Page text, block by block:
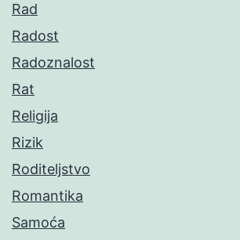
Rad
Radost
Radoznalost
Rat
Religija
Rizik
Roditeljstvo
Romantika
Samoća